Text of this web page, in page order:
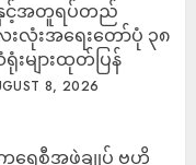
နှင့်အတူရပ်တည်
းလုံးအရေးတော်ပုံ ၃၈
များထုတ်ပြန်
8, 2026
ရေစီအဖွဲ့ချုပ် ဗဟို